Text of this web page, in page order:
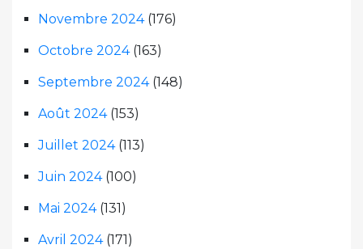
Novembre 2024(176)
Octobre 2024(163)
Septembre 2024(148)
Août 2024(153)
Juillet 2024(113)
Juin 2024(100)
Mai 2024(131)
Avril 2024(171)